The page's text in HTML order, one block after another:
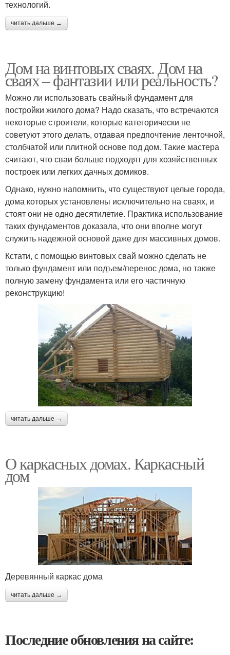
технологий.
читать дальше →
Дом на винтовых сваях. Дом на
сваях – фантазии или реальность?
Можно ли использовать свайный фундамент для
постройки жилого дома? Надо сказать, что встречаются
некоторые строители, которые категорически не
советуют этого делать, отдавая предпочтение ленточной,
столбчатой или плитной основе под дом. Такие мастера
считают, что сваи больше подходят для хозяйственных
построек или легких дачных домиков.
Однако, нужно напомнить, что существуют целые города,
дома которых установлены исключительно на сваях, и
стоят они не одно десятилетие. Практика использование
таких фундаментов доказала, что они вполне могут
служить надежной основой даже для массивных домов.
Кстати, с помощью винтовых свай можно сделать не
только фундамент или подъем/перенос дома, но также
полную замену фундамента или его частичную
реконструкцию!
читать дальше →
О каркасных домах. Каркасный
дом
Деревянный каркас дома
читать дальше →
Последние обновления на сайте: